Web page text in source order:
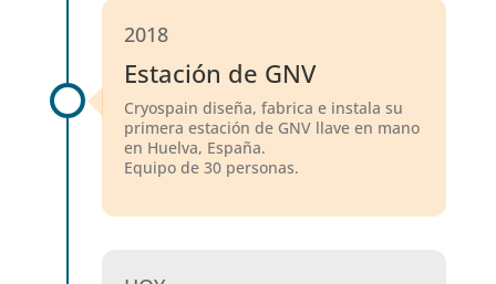
2018
Estación de GNV
Cryospain diseña, fabrica e instala su
primera estación de GNV llave en mano
en Huelva, España.
Equipo de 30 personas.